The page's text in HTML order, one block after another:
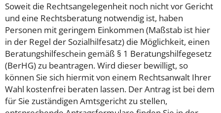
Soweit die Rechtsangelegenheit noch nicht vor Gericht
und eine Rechtsberatung notwendig ist, haben
Personen mit geringem Einkommen (Maßstab ist hier
in der Regel der Sozialhilfesatz) die Möglichkeit, einen
Beratungshilfeschein gemäß § 1 Beratungshilfegesetz
(BerHG) zu beantragen. Wird dieser bewilligt, so
können Sie sich hiermit von einem Rechtsanwalt Ihrer
Wahl kostenfrei beraten lassen. Der Antrag ist bei dem
für Sie zuständigen Amtsgericht zu stellen,